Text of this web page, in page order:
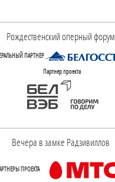
Рождественский оперный форум
ПАРТНЕР
Партнер проекта
Вечера в замке Радзивиллов
ПРОЕКТА